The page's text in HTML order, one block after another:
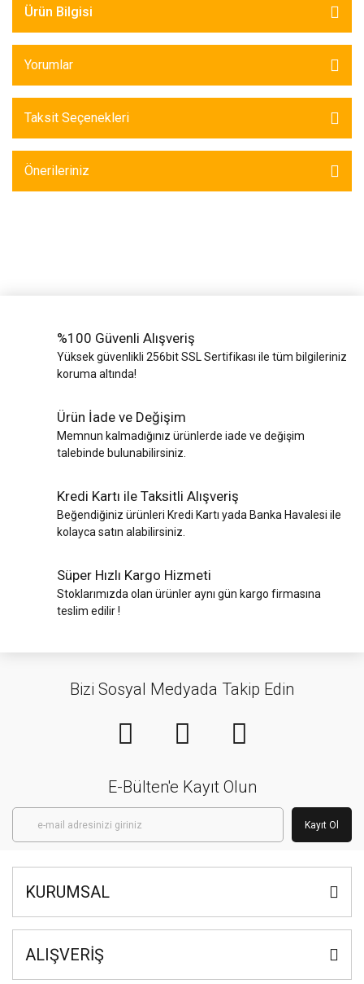
Ürün Bilgisi
Yorumlar
Taksit Seçenekleri
Önerileriniz
%100 Güvenli Alışveriş
Yüksek güvenlikli 256bit SSL Sertifikası ile tüm bilgileriniz
koruma altında!
Ürün İade ve Değişim
Memnun kalmadığınız ürünlerde iade ve değişim
talebinde bulunabilirsiniz.
Kredi Kartı ile Taksitli Alışveriş
Beğendiğiniz ürünleri Kredi Kartı yada Banka Havalesi ile
kolayca satın alabilirsiniz.
Süper Hızlı Kargo Hizmeti
Stoklarımızda olan ürünler aynı gün kargo firmasına
teslim edilir !
Bizi Sosyal Medyada Takip Edin
E-Bülten'e Kayıt Olun
Kayıt Ol
KURUMSAL
ALIŞVERİŞ